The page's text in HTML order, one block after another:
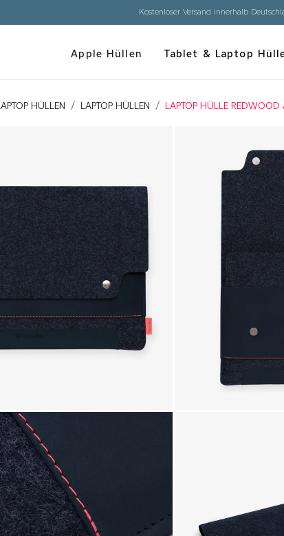
Kostenloser Versand innerhalb
Apple Hüllen Tablet & Laptop
HÜLLEN LAPTOP HÜLLEN LAPTOP HÜLLE